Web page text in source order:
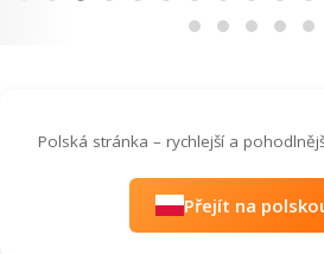
Polská stránka – rychlejší a
Přejít na